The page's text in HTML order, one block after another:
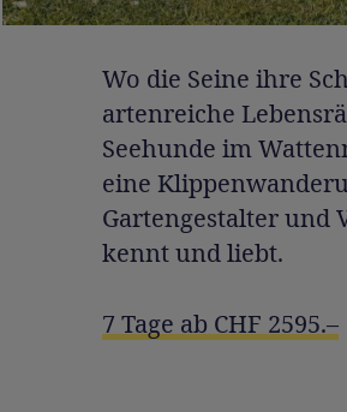
Wo die Seine ihre
artenreiche
Seehunde im
eine
Gartengestalter und
kennt und liebt.
7 Tage ab CHF 2595.–